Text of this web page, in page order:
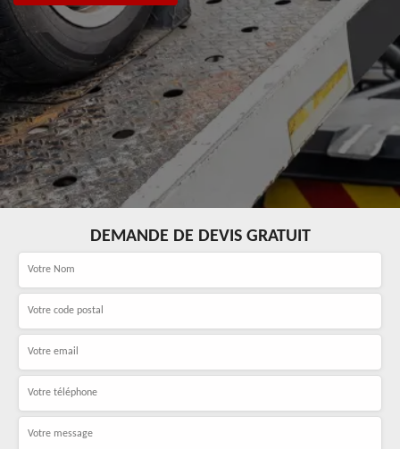
DEMANDE DE DEVIS GRATUIT